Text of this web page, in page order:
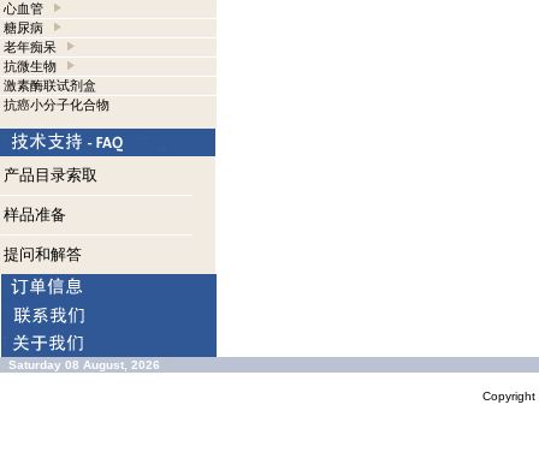
心血管
糖尿病
老年痴呆
抗微生物
激素酶联试剂盒
抗癌小分子化合物
产品目录索取
样品准备
提问和解答
Saturday 08 August, 2026